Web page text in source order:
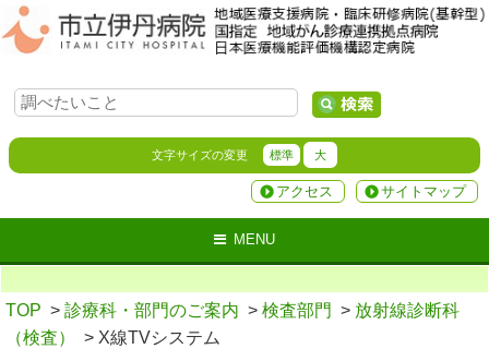
文字サイズの変更 標準 大
サイトマップ
アクセス
MENU
TOP > 診療科・部門のご案内 > 検査部門 > 放射線診断科
（検査）
> X線TVシステム